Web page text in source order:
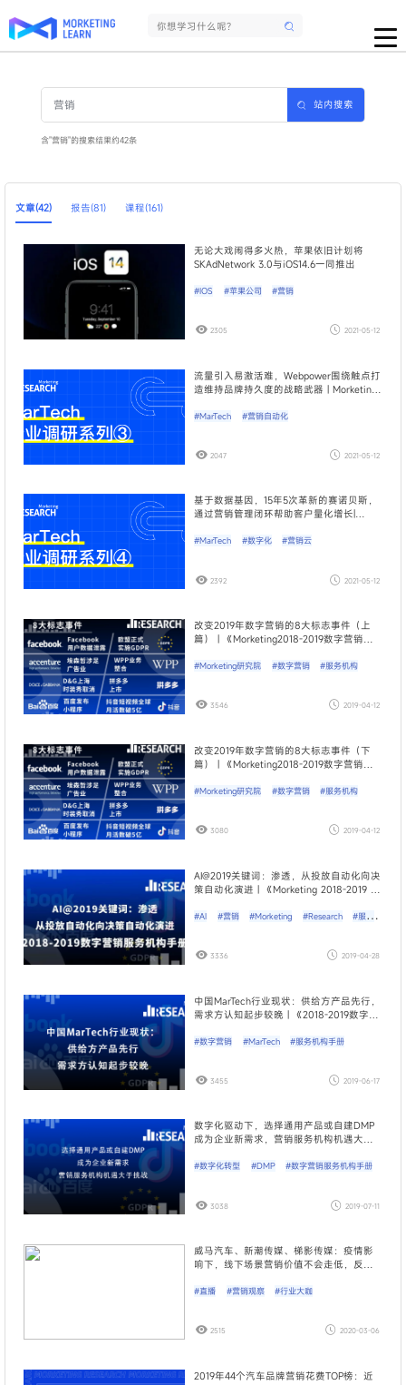
站内搜索
含"营销"的搜索结果约42条
文章(42) 报告(81) 课程(161)
无论大戏闹得多火热，苹果依旧计划将
SKAdNetwork 3.0与iOS14.6一同推出
#IOS #苹果公司 #营销
2305 2021-05-12
流量引入易激活难，Webpower围绕触点打
造维持品牌持久度的战略武器 | Morketing
#MarTech #营销自动化
2047 2021-05-12
基于数据基因，15年5次革新的赛诺贝斯，
通过营销管理闭环帮助客户量化增长|
#MarTech #数字化 #营销云
2392 2021-05-12
改变2019年数字营销的8大标志事件（上
篇） | 《Morketing2018-2019数字营销服
#Morketing研究院 #数字营销 #服务机构
3546 2019-04-12
改变2019年数字营销的8大标志事件（下
篇） | 《Morketing2018-2019数字营销服
#Morketing研究院 #数字营销 #服务机构
3080 2019-04-12
AI@2019关键词：渗透，从投放自动化向决
策自动化演进 | 《Morketing 2018-2019 数
#AI #营销 #Morketing #Research
#服务
3336 2019-04-28
中国MarTech行业现状：供给方产品先行，
需求方认知起步较晚 | 《2018-2019数字营
#数字营销 #MarTech #服务机构手册
3455 2019-06-17
数字化驱动下，选择通用产品或自建DMP
成为企业新需求，营销服务机构机遇大于
机构手册》④
#数字化转型 #DMP #数字营销服务机构手册
3038 2019-07-11
威马汽车、新潮传媒、梯影传媒：疫情影
响下，线下场景营销价值不会走低，反而
#直播 #营销观察 #行业大咖
2515 2020-03-06
2019年44个汽车品牌营销花费TOP榜：近